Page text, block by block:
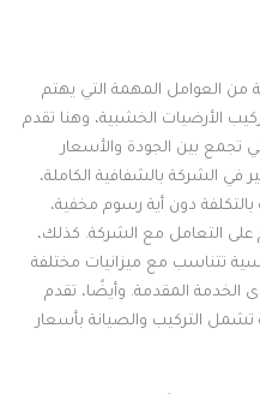
من العوامل المهمة التي يهتم
الأرضيات الخشبية، وهنا تقدم
بين الجودة والأسعار
الشركة بالشفافية الكاملة،
دون أية رسوم مخفية،
التعامل مع الشركة. كذلك،
تتناسب مع ميزانيات مختلفة
الخدمة المقدمة. وأيضًا، تقدم
التركيب والصيانة بأسعار